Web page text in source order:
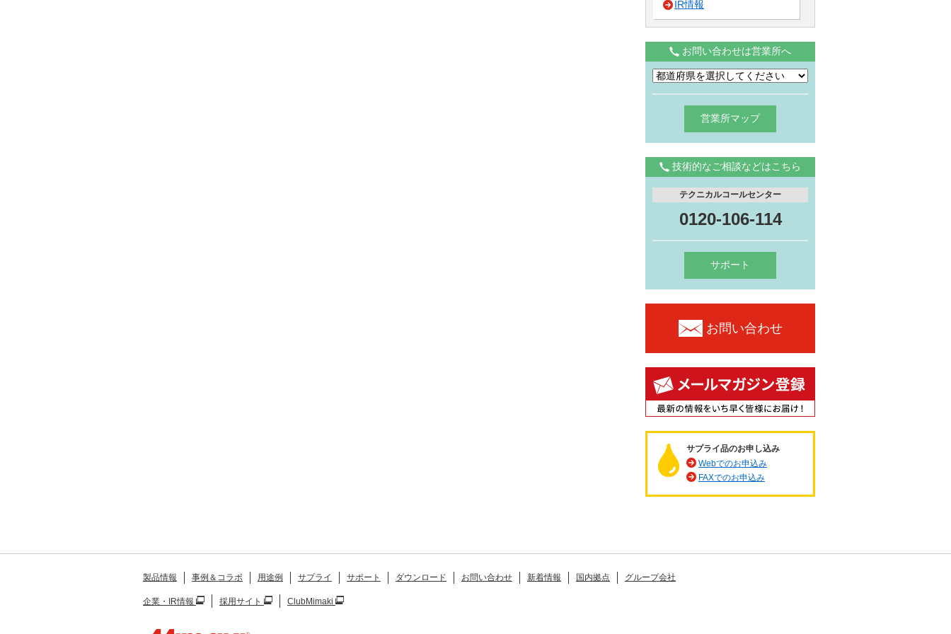
IR情報
お問い合わせは営業所へ
営業所マップ
技術的なご相談などはこちら
テクニカルコールセンター
0120-106-114
サポート
お問い合わせ
サプライ品のお申し込み
Webでのお申込み
FAXでのお申込み
製品情報 事例＆コラボ 用途例 サプライ サポート ダウンロード お問い合わせ 新着情報 国内拠点 グループ会社
企業・IR情報 採用サイト ClubMimaki